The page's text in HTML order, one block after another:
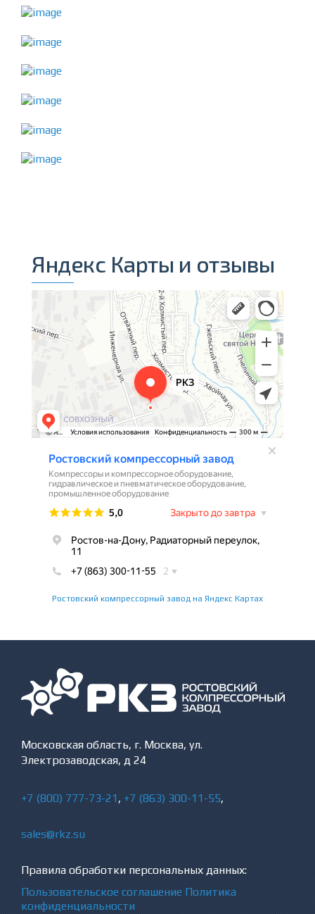
Яндекс Карты и отзывы
Ростовский компрессорный завод на Яндекс Картах
Московская область, г. Москва, ул.
Электрозаводская, д 24
+7 (800) 777-73-21, +7 (863) 300-11-55,
sales@rkz.su
Правила обработки персональных данных:
Пользовательское соглашение Политика
конфиденциальности